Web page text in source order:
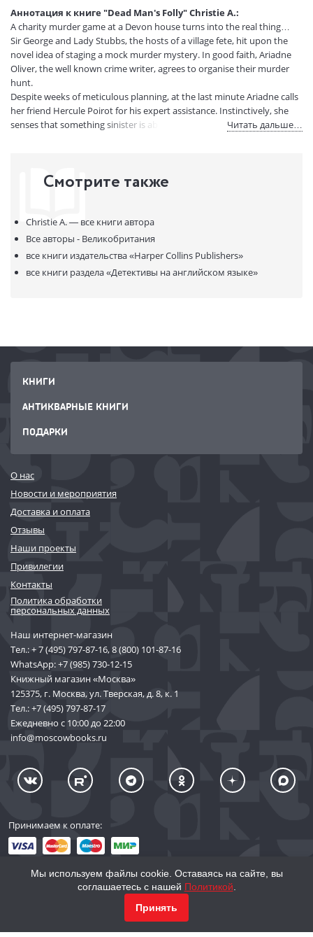
Вес:
185 гр.
Страниц:
238
Код товара:
50075306
Артикул:
12516187
ISBN:
В продаже с:
25.04.2023
Аннотация к книге "Dead Man's Folly" Christie A.:
A charity murder game at a Devon house turns into the real thing…
Sir George and Lady Stubbs, the hosts of a village fete, hit upon the
novel idea of staging a mock murder mystery. In good faith, Ariadne
Oliver, the well known crime writer, agrees to organise their murder
hunt.
Despite weeks of meticulous planning, at the last minute Ariadne calls
her friend Hercule Poirot for his expert assistance. Instinctively, she
senses that something sinister is about to happen… Читать дальше…
Смотрите также
Christie A. — все книги автора
Все авторы - Великобритания
все книги издательства«Harper Collins Publishers»
все книги раздела«Детективы на английском языке»
КНИГИ
АНТИКВАРНЫЕ КНИГИ
ПОДАРКИ
О нас
Новости и мероприятия
Доставка и оплата
Отзывы
Наши проекты
Привилегии
Контакты
Политика обработки
персональных данных
Наш интернет-магазин
Тел.:+ 7 (495) 797-87-16,8 (800) 101-87-16
WhatsApp:+7 (985) 730-12-15
Книжный магазин «Москва»
125375, г. Москва, ул. Тверская, д. 8, к. 1
Тел.:+7 (495) 797-87-17
Ежедневно с 10:00 до 22:00
info@moscowbooks.ru
Принимаем к оплате:
© 2002–2026 «Торговый Дом Книги «МОСКВА»
Мы используем файлы cookie. Оставаясь на сайте, вы
соглашаетесь с нашей Политикой
Принять